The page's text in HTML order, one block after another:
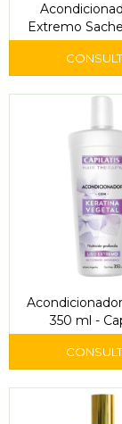
Extremo
350 ml -